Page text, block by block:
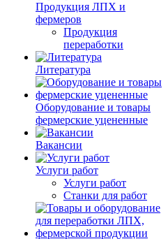
Продукция ЛПХ и
фермеров
Продукция
переработки
Литература
Оборудование и товары
фермерские уцененные
Вакансии
Услуги работ
Услуги работ
Станки для работ